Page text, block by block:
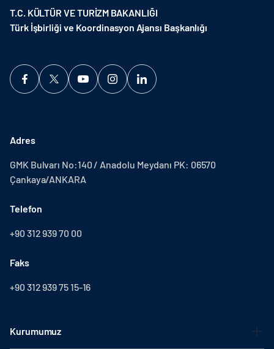
T.C. KÜLTÜR VE TURİZM BAKANLIĞI
Türk İşbirliği ve Koordinasyon Ajansı Başkanlığı
Adres
GMK Bulvarı No:140 / Anadolu Meydanı PK: 06570
Çankaya/ANKARA
Telefon
+90 312 939 70 00
Faks
+90 312 939 75 15-16
Kurumumuz